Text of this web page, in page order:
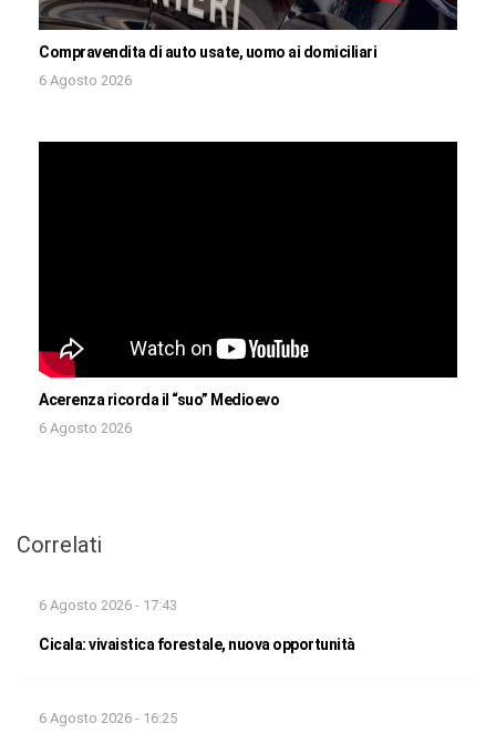
Compravendita di auto usate, uomo ai domiciliari
6 Agosto 2026
Acerenza ricorda il “suo” Medioevo
6 Agosto 2026
Correlati
6 Agosto 2026 - 17:43
Cicala: vivaistica forestale, nuova opportunità
6 Agosto 2026 - 16:25